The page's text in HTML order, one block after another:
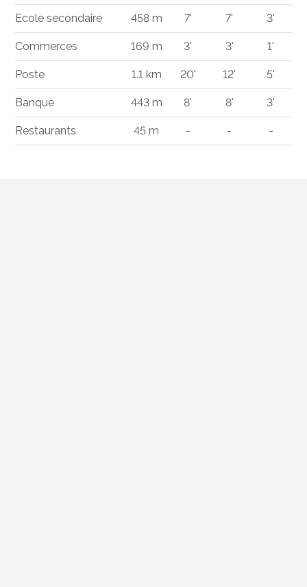
Ecole secondaire 458 m 7' 7' 3'
Commerces 169 m 3' 3' 1'
Poste 1.1 km 20' 12' 5'
Banque 443 m 8' 8' 3'
Restaurants 45 m - - -